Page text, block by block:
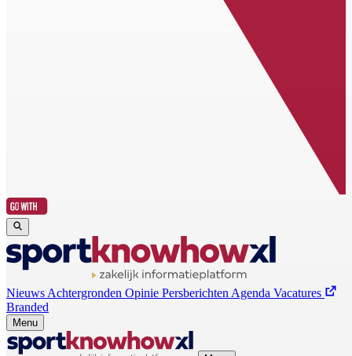
Nieuws Achtergronden Opinie Persberichten Agenda Vacatures
Branded
Menu